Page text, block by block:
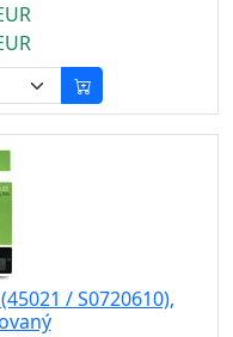
/ S0720610),